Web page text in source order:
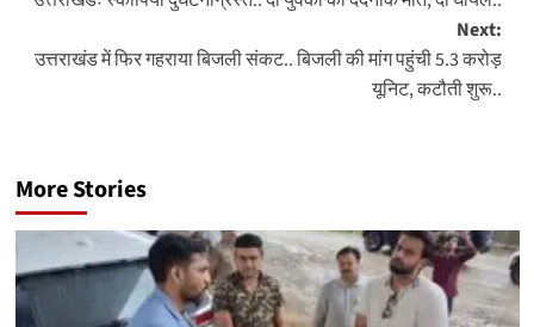
navigation
Next:
उत्तराखंड में फिर गहराया बिजली संकट.. बिजली की मांग पहुंची 5.3 करोड़
यूनिट, कटौती शुरू..
More Stories